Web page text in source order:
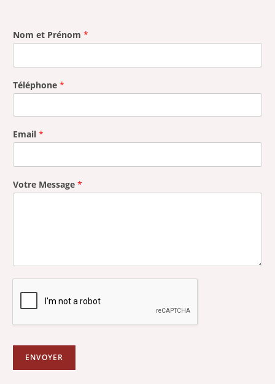
Nom et Prénom *
Téléphone *
Email *
Votre Message *
ENVOYER